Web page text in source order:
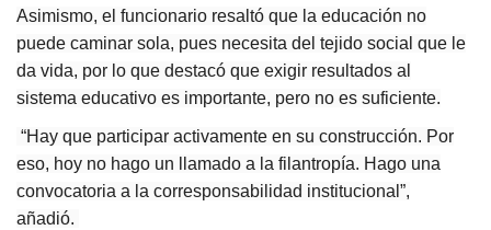
Asimismo, el funcionario resaltó que la educación no
puede caminar sola, pues necesita del tejido social que le
da vida, por lo que destacó que exigir resultados al
sistema educativo es importante, pero no es suficiente.
“Hay que participar activamente en su construcción. Por
eso, hoy no hago un llamado a la filantropía. Hago una
convocatoria a la corresponsabilidad institucional”,
añadió.